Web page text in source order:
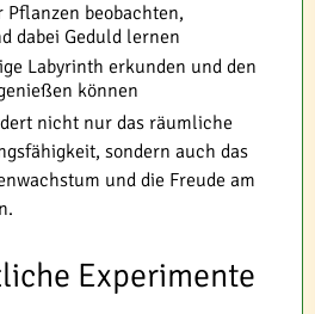
Pflanzen beobachten,
dabei Geduld lernen
Labyrinth erkunden und den
können
nicht nur das räumliche
sondern auch das
und die Freude am
Experimente